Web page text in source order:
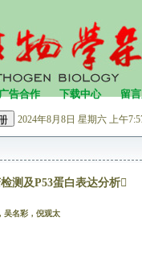
告合作 下载中心 留
2024年8月8日 星期六 上午
测及P53蛋白表达分析
吴名彩，倪观太